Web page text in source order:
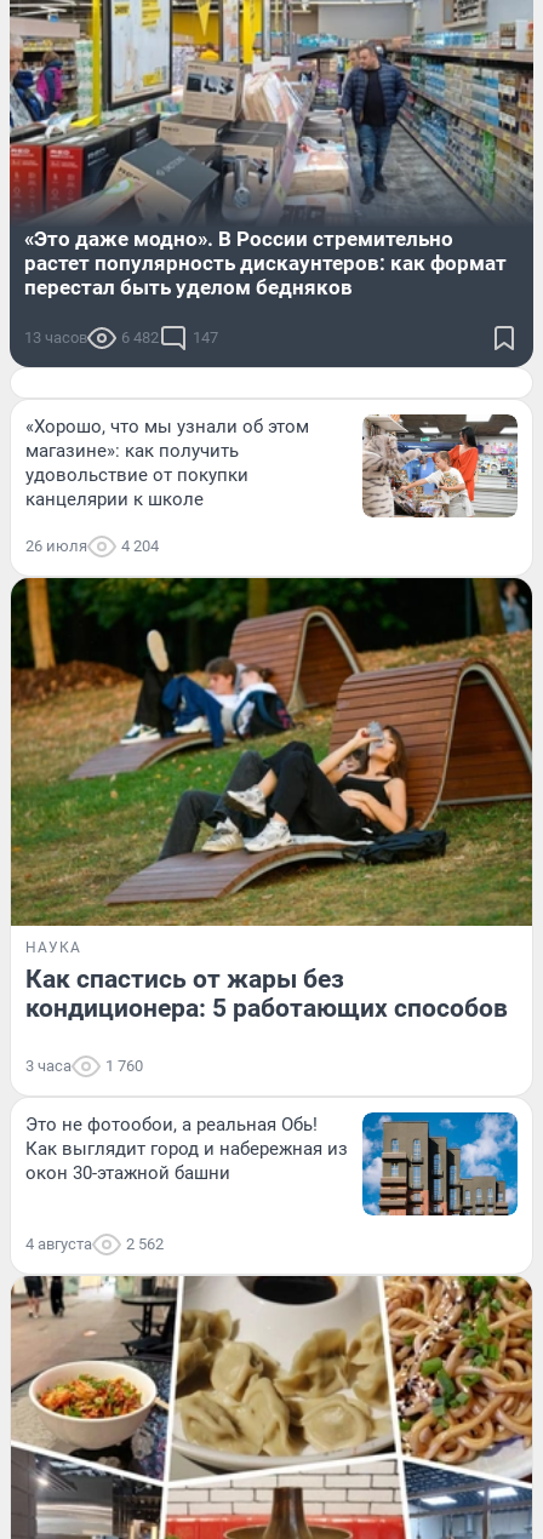
«Это даже модно». В России стремительно
растет популярность дискаунтеров: как формат
перестал быть уделом бедняков
13 часов 6 482 147
«Хорошо, что мы узнали об этом
магазине»: как получить
удовольствие от покупки
канцелярии к школе
26 июля 4 204
НАУКА
Как спастись от жары без
кондиционера: 5 работающих способов
3 часа 1 760
Это не фотообои, а реальная Обь!
Как выглядит город и набережная из
окон 30-этажной башни
4 августа 2 562